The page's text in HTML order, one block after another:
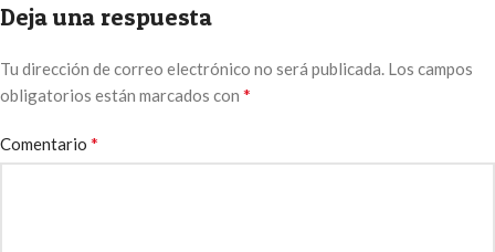
Deja una respuesta
Tu dirección de correo electrónico no será publicada. Los campos
obligatorios están marcados con *
Comentario *